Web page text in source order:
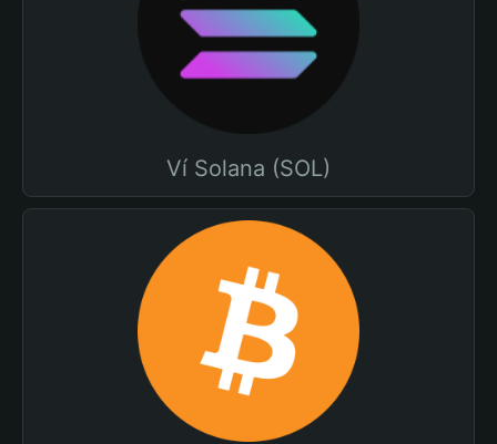
Ví Solana (SOL)